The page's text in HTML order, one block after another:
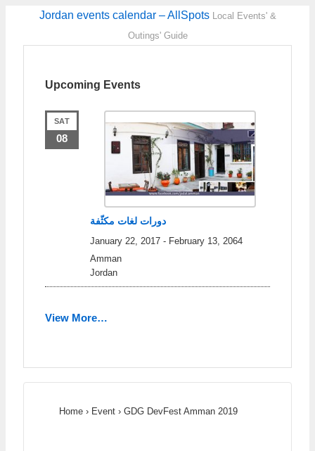
Jordan events calendar – AllSpots Local Events' &
Outings' Guide
Upcoming Events
SAT
08
دورات لغات مكثّفة
January 22, 2017 - February 13, 2064
Amman
Jordan
View More…
Home › Event › GDG DevFest Amman 2019